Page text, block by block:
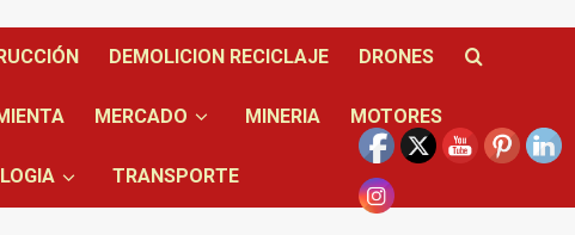
DEMOLICION RECICLAJE DRONES
MERCADO MINERIA MOTORES
TRANSPORTE